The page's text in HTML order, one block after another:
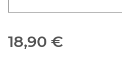
18,90 €